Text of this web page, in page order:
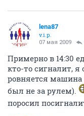
lena87
v.i.p.
07 мая 2009
Примерно в 14:30
кто-то сигналит,
ровняется машина
был не за рулем).
поросил